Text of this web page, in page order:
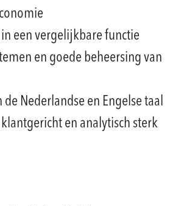
een vergelijkbare functie
en goede beheersing van
Nederlandse en Engelse taal
en analytisch sterk